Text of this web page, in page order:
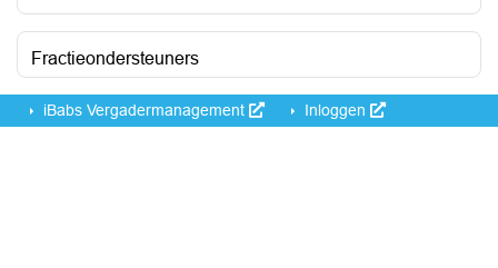
Fractieondersteuners
iBabs Vergadermanagement Inloggen